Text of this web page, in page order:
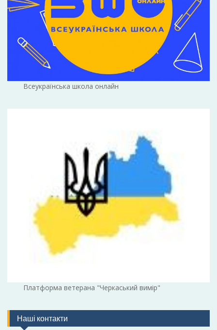
Всеукраїнська школа онлайн
Платформа ветерана "Черкаський вимір"
Наші контакти